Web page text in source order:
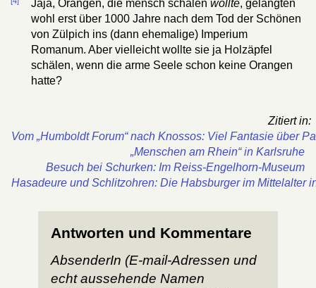
Jaja, Orangen, die mensch schälenwollte, gelangten
wohl erst über 1000 Jahre nach dem Tod der Schönen
von Zülpich ins (dann ehemalige) Imperium
Romanum. Aber vielleicht wollte sie ja Holzäpfel
schälen, wenn die arme Seele schon keine Orangen
hatte?
Zitiert in:
Vom „Humboldt Forum“ nach Knossos: Viel Fantasie über
„Menschen am Rhein“ in Karlsruhe
Besuch bei Schurken: Im Reiss-Engelhorn-Museum
Hasadeure und Schlitzohren: Die Habsburger im Mittelalter
Antworten und Kommentare
AbsenderIn (E-mail-Adressen und
echt aussehende Namen